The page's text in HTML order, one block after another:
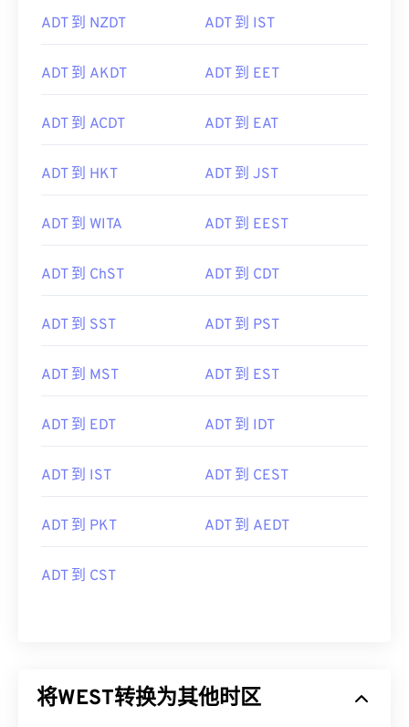
ADT 到 NZDT ADT 到 IST
ADT 到 AKDT ADT 到 EET
ADT 到 ACDT ADT 到 EAT
ADT 到 HKT ADT 到 JST
ADT 到 WITA ADT 到 EEST
ADT 到 ChST ADT 到 CDT
ADT 到 SST ADT 到 PST
ADT 到 MST ADT 到 EST
ADT 到 EDT ADT 到 IDT
ADT 到 IST ADT 到 CEST
ADT 到 PKT ADT 到 AEDT
ADT 到 CST
将WEST转换为其他时区